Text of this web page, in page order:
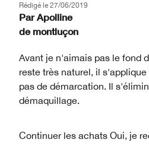
Rédigé le 27/06/2019
Par Apolline
de montluçon
Avant je n'aimais pas le fond
reste très naturel, il
pas de démarcation. Il
démaquillage.
Continuer les achats Oui, je